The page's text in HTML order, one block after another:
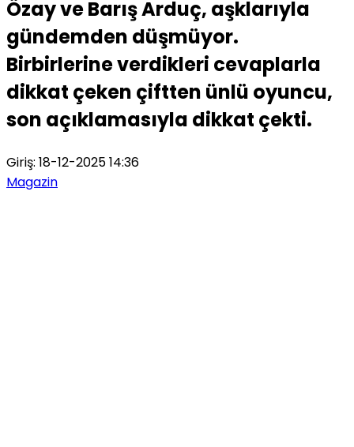
Özay ve Barış Arduç, aşklarıyla
gündemden düşmüyor.
Birbirlerine verdikleri cevaplarla
dikkat çeken çiftten ünlü oyuncu,
son açıklamasıyla dikkat çekti.
Giriş: 18-12-2025 14:36
Magazin